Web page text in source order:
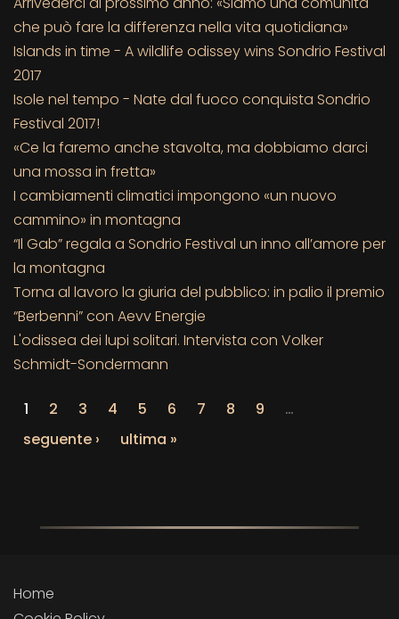
che può fare la differenza nella vita quotidiana»
Islands in time - A wildlife odissey wins Sondrio Festival
2017
Isole nel tempo - Nate dal fuoco conquista Sondrio
Festival 2017!
«Ce la faremo anche stavolta, ma dobbiamo darci
una mossa in fretta»
I cambiamenti climatici impongono «un nuovo
cammino» in montagna
“Il Gab” regala a Sondrio Festival un inno all’amore per
la montagna
Torna al lavoro la giuria del pubblico: in palio il premio
“Berbenni” con Aevv Energie
L'odissea dei lupi solitari. Intervista con Volker
Schmidt-Sondermann
1 2 3 4 5 6 7 8 9
…
seguente ›
ultima »
Home